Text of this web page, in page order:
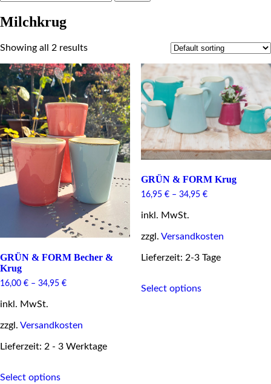
Milchkrug
Showing all 2 results
GRÜN & FORM Becher &
Krug
16,00 € – 34,95 €
inkl. MwSt.
zzgl. Versandkosten
Lieferzeit: 2 - 3 Werktage
Select optionsproduct
GRÜN & FORM Krug
16,95 €– 34,95 €
inkl. MwSt.
zzgl. Versandkosten
Lieferzeit: 2-3 Tage
Select optionsproduct